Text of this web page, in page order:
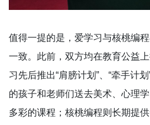
值得一提的是，爱学习与核桃编
一致。此前，双方均在教育公益
习先后推出“肩膀计划”、“牵手计
的孩子和老师们送去美术、心理
多彩的课程；核桃编程则长期提